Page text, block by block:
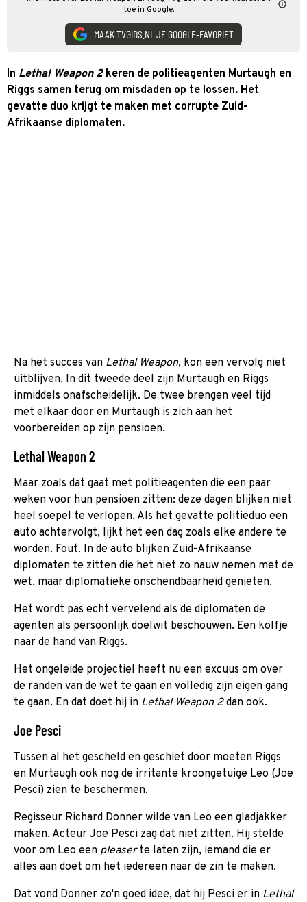
toe in Google.
MAAK TVGIDS.NL JE GOOGLE-FAVORIET
In Lethal Weapon 2keren de politieagenten Murtaugh en
Riggs samen terug om misdaden op te lossen. Het
gevatte duo krijgt te maken met corrupte Zuid-
Afrikaanse diplomaten.
Na het succes van Lethal Weapon, kon een vervolg niet
uitblijven. In dit tweede deel zijn Murtaugh en Riggs
inmiddels onafscheidelijk. De twee brengen veel tijd
met elkaar door en Murtaugh is zich aan het
voorbereiden op zijn pensioen.
Lethal Weapon 2
Maar zoals dat gaat met politieagenten die een paar
weken voor hun pensioen zitten: deze dagen blijken niet
heel soepel te verlopen. Als het gevatte politieduo een
auto achtervolgt, lijkt het een dag zoals elke andere te
worden. Fout. In de auto blijken Zuid-Afrikaanse
diplomaten te zitten die het niet zo nauw nemen met de
wet, maar diplomatieke onschendbaarheid genieten.
Het wordt pas echt vervelend als de diplomaten de
agenten als persoonlijk doelwit beschouwen. Een kolfje
naar de hand van Riggs.
Het ongeleide projectiel heeft nu een excuus om over
de randen van de wet te gaan en volledig zijn eigen gang
te gaan. En dat doet hij in Lethal Weapon 2dan ook.
Joe Pesci
Tussen al het gescheld en geschiet door moeten Riggs
en Murtaugh ook nog de irritante kroongetuige Leo (Joe
Pesci) zien te beschermen.
Regisseur Richard Donner wilde van Leo een gladjakker
maken. Acteur Joe Pesci zag dat niet zitten. Hij stelde
voor om Leo een pleaserte laten zijn, iemand die er
alles aan doet om het iedereen naar de zin te maken.
Dat vond Donner zo'n goed idee, dat hij Pesci er in Lethal